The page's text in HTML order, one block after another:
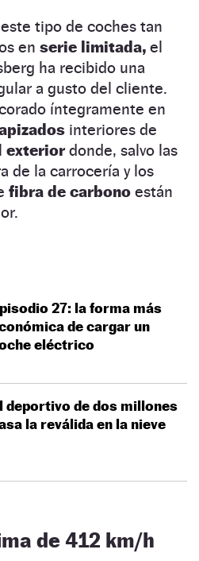
tipo de coches tan
en serie limitada, el
ha recibido una
a gusto del cliente.
íntegramente en
interiores de
exteriordonde, salvo las
de la carrocería y los
fibra de carbono están
27: la forma más
de cargar un
eléctrico
deportivo de dos millones
la reválida en la nieve
de 412 km/h